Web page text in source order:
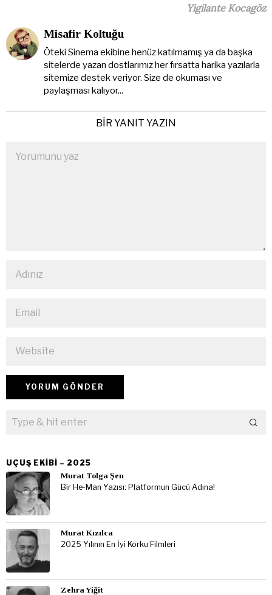
Yigilante Kocagöz
Misafir Koltuğu
Öteki Sinema ekibine henüz katılmamış ya da başka
sitelerde yazan dostlarımız her fırsatta harika yazılarla
sitemize destek veriyor. Size de okuması ve
paylaşması kalıyor...
BIR YANIT YAZIN
UÇUŞ EKIBI – 2025
Murat Tolga Şen
Bir He-Man Yazısı: Platformun Gücü Adına!
Murat Kızılca
2025 Yılının En İyi Korku Filmleri
Zehra Yiğit